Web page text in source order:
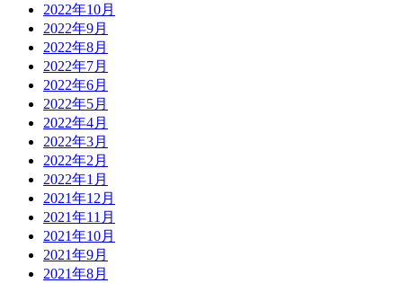
2022年10月
2022年9月
2022年8月
2022年7月
2022年6月
2022年5月
2022年4月
2022年3月
2022年2月
2022年1月
2021年12月
2021年11月
2021年10月
2021年9月
2021年8月